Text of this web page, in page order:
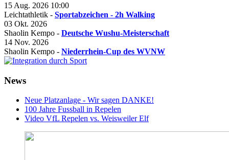
15 Aug. 2026 10:00
Leichtathletik - Sportabzeichen - 2h Walking
03 Okt. 2026
Shaolin Kempo - Deutsche Wushu-Meisterschaft
14 Nov. 2026
Shaolin Kempo - Niederrhein-Cup des WVNW
News
Neue Platzanlage - Wir sagen DANKE!
100 Jahre Fussball in Repelen
Video VfL Repelen vs. Weisweiler Elf